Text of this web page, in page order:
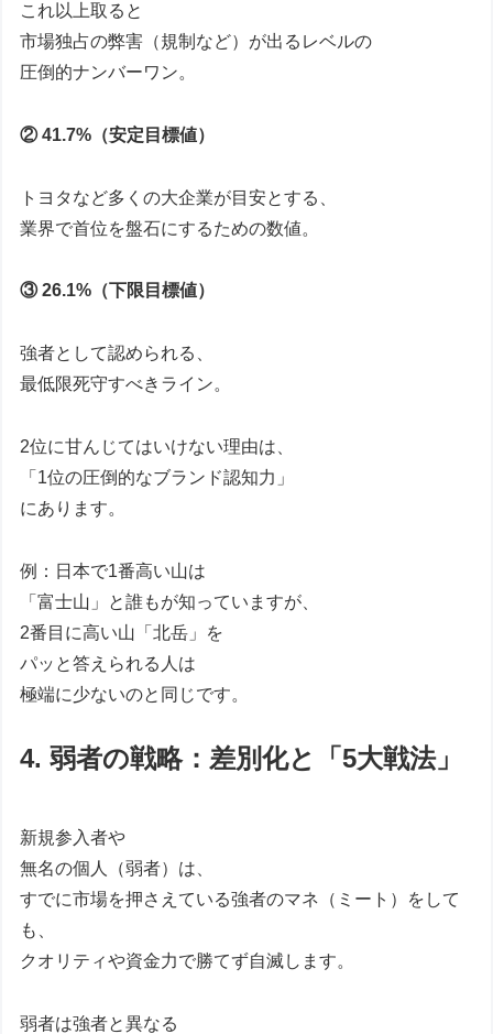
これ以上取ると
市場独占の弊害（規制など）が出るレベルの
圧倒的ナンバーワン。
② 41.7%（安定目標値）
トヨタなど多くの大企業が目安とする、
業界で首位を盤石にするための数値。
③ 26.1%（下限目標値）
強者として認められる、
最低限死守すべきライン。
2位に甘んじてはいけない理由は、
「1位の圧倒的なブランド認知力」
にあります。
例：日本で1番高い山は
「富士山」と誰もが知っていますが、
2番目に高い山「北岳」を
パッと答えられる人は
極端に少ないのと同じです。
4. 弱者の戦略：差別化と「5大戦法」
新規参入者や
無名の個人（弱者）は、
すでに市場を押さえている強者のマネ（ミート）をして
も、
クオリティや資金力で勝てず自滅します。
弱者は強者と異なる